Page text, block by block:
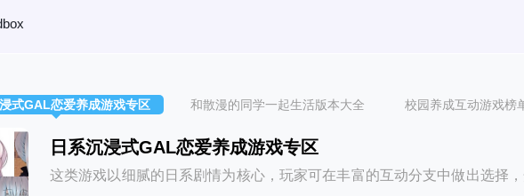
式GAL恋爱养成游戏专区 和散漫的同学一起生活版本大全 校园养成互动游戏榜
日系沉浸式GAL恋爱养成游戏专区
这类游戏以细腻的日系剧情为核心，玩家可在丰富的互动分支中做出选择